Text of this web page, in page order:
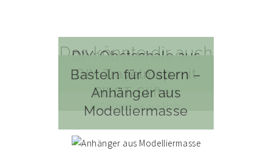
Das könnte dir auch
gefallen
DIY: Obstschale aus
Holz gestalten
DIY: Travelmap mit
PILOT-Stiften
Basteln für Ostern –
Anhänger aus
Modelliermasse